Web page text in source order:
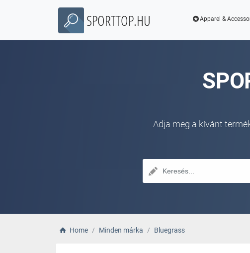
SPORTTOP.HU Apparel &
Adja meg a kívánt
Home Minden márka Bluegrass